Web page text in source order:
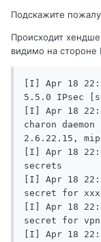
Подскажите
Происходит
видимо на стороне
[I] Apr 18
5.5.0 IPsec
[I] Apr 18
charon
2.6.22.15,
[I] Apr 18
secrets
[I] Apr 18
secret for
[I] Apr 18
secret for
[I] Apr 18